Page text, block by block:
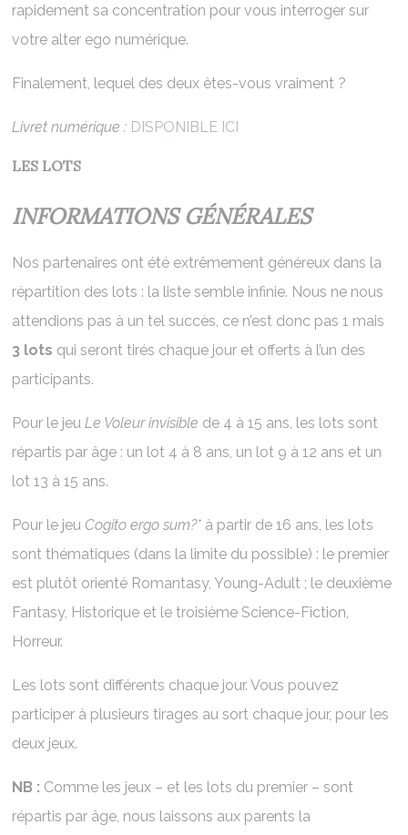
rapidement sa concentration pour vous interroger sur
votre alter ego numérique.
Finalement, lequel des deux êtes-vous vraiment ?
Livret numérique : DISPONIBLE ICI
LES LOTS
INFORMATIONS GÉNÉRALES
Nos partenaires ont été extrêmement généreux dans la
répartition des lots : la liste semble infinie. Nous ne nous
attendions pas à un tel succès, ce n’est donc pas 1 mais
3 lots qui seront tirés chaque jour et offerts à l’un des
participants.
Pour le jeuLe Voleur invisible de 4 à 15 ans, les lots sont
répartis par âge : un lot 4 à 8 ans, un lot 9 à 12 ans et un
lot 13 à 15 ans.
Pour le jeu Cogito ergo sum?* à partir de 16 ans, les lots
sont thématiques (dans la limite du possible) : le premier
est plutôt orienté Romantasy, Young-Adult ; le deuxième
Fantasy, Historique et le troisième Science-Fiction,
Horreur.
Les lots sont différents chaque jour. Vous pouvez
participer à plusieurs tirages au sort chaque jour, pour les
deux jeux.
NB : Comme les jeux – et les lots du premier – sont
répartis par âge, nous laissons aux parents la